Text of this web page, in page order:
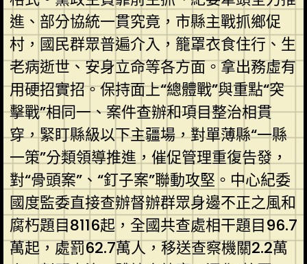
進、部分協統一貫究竟，市縣主戰抓鄉促
村，國民群眾普遍介入，籠罩衣食住行、生
老病逝世、安身立命等各方面。拿出務虛有
用硬招實招。保持面上“總體戰”與重點“突
擊戰”相同一、案件查辦和項目整治相貫
穿，緊盯縣級以下主疆場，對單薄縣“一縣
一策”分類領導推進，催促管理重復告發，
對“骨頭案”、“釘子案”聯動攻堅。中心紀委
國度監委直接查辦督辦群眾身邊不正之風和
腐朽題目8116起，全國共查處相干題目96.7
萬起，處罰62.7萬人，移送查察機關2.2萬